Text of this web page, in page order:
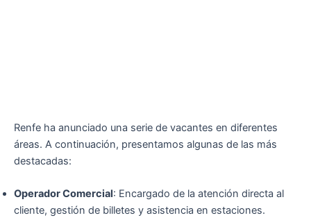
Renfe ha anunciado una serie de vacantes en diferentes
áreas. A continuación, presentamos algunas de las más
destacadas:
Operador Comercial: Encargado de la atención directa al
cliente, gestión de billetes y asistencia en estaciones.